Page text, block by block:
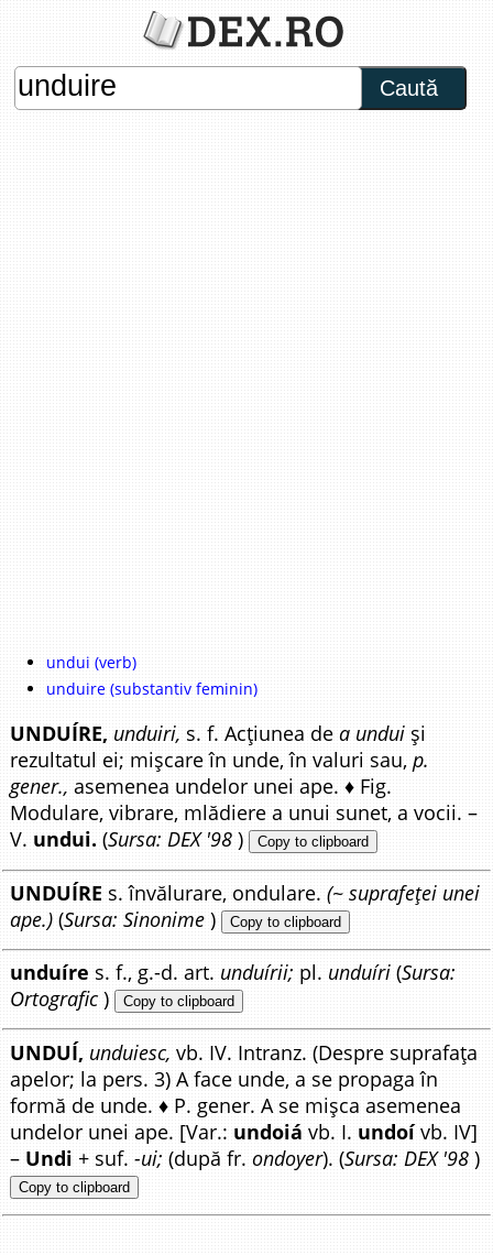
Caută
undui (verb)
unduire (substantiv feminin)
UNDUÍRE, unduiri, s. f. Acțiunea dea undui și
rezultatul ei; mișcare în unde, în valuri sau,p.
gener., asemenea undelor unei ape. ♦ Fig.
Modulare, vibrare, mlădiere a unui sunet, a vocii. –
V. undui. (Sursa: DEX '98 ) Copy to clipboard
UNDUÍRE s. învălurare, ondulare.(~ suprafeței unei
ape.) (Sursa: Sinonime ) Copy to clipboard
unduíre s. f., g.-d. art. unduírii; pl. unduíri (Sursa:
Ortografic ) Copy to clipboard
UNDUÍ, unduiesc, vb. IV. Intranz. (Despre suprafața
apelor; la pers. 3) A face unde, a se propaga în
formă de unde. ♦ P. gener. A se mișca asemenea
undelor unei ape. [Var.: undoiá vb. I. undoívb. IV]
– Undi + suf.-ui; (după fr.ondoyer). (Sursa: DEX '98 )
Copy to clipboard